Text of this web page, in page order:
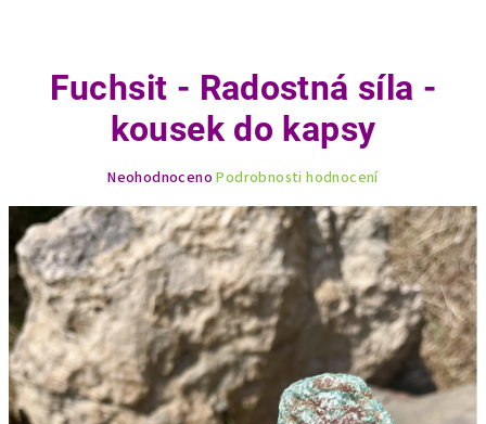
Fuchsit - Radostná síla -
kousek do kapsy
produktu
je
0,0
5
hvězdiček.
Neohodnoceno Podrobnosti hodnocení